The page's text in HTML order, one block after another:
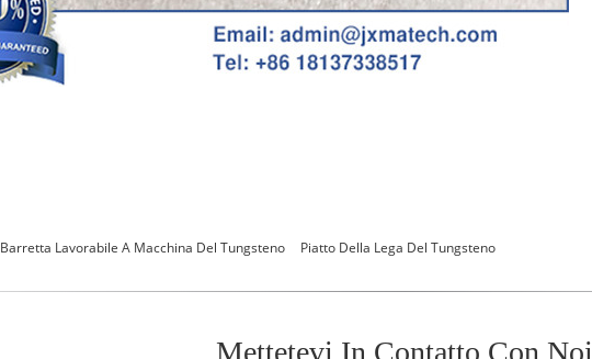
Barretta Lavorabile A Macchina Del Tungsteno Piatto Della Lega Del Tungsteno
Mettetevi In ​​contatto Con Noi